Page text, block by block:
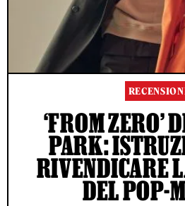
‘FROM ZERO’
PARK:
RIVENDICARE
DEL POP-